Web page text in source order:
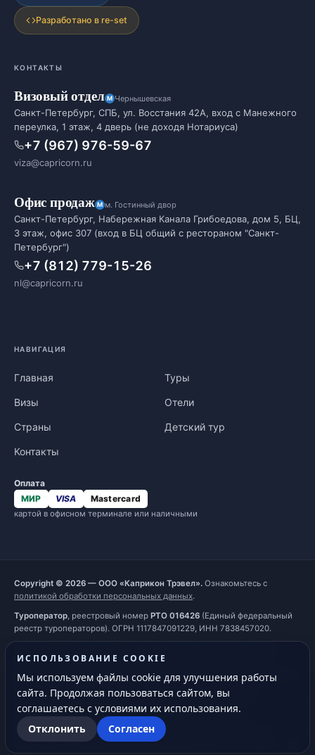
ИСПОЛЬЗОВАНИЕ COOKIE
Мы используем файлы cookie для улучшения работы
сайта. Продолжая пользоваться сайтом, вы
соглашаетесь с условиями их использования.
Отклонить
Согласен
Разработано в re-set
КОНТАКТЫ
Визовый отдел Чернышевская
Санкт-Петербург, СПБ, ул. Восстания 42А, вход с Манежного
переулка, 1 этаж, 4 дверь (не доходя Нотариуса)
+7 (967) 976-59-67
viza@capricorn.ru
Офис продаж м. Гостинный двор
Санкт-Петербург, Набережная Канала Грибоедова, дом 5, БЦ,
3 этаж, офис 307 (вход в БЦ общий с рестораном "Санкт-
Петербург")
+7 (812) 779-15-26
nl@capricorn.ru
НАВИГАЦИЯ
Главная Туры
Визы Отели
Страны Детский тур
Контакты
Оплата
МИР
VISA Mastercard
картой в офисном терминале или наличными
Copyright © 2026 — ООО «Каприкон Трэвел». Ознакомьтесь с
политикой обработки персональных данных.
Туроператор, реестровый номер РТО 016426 (Единый федеральный
реестр туроператоров). ОГРН 1117847091229, ИНН 7838457020.
права. Все права защищены и охраняются законом. Запрещается
использование любых материалов сайта без письменного разрешения
правообладателя. При полном или частичном использовании
материалов гиперссылка наhttps://capricorn.ruобязательна.
Обращаем ваше внимание на то, что информация на сайте
предоставлена исключительно для ознакомления и не является
публичной офертой, определяемой положениями ст. 437 ГК РФ.